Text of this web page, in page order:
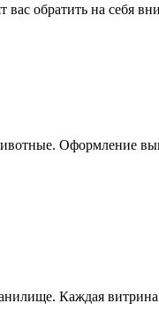
вас обратить на себя
Оформление
Каждая